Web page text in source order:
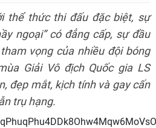
thể thức thi đấu đặc biệt, sự
ngoại” có đẳng cấp, sự đầu
vọng của nhiều đội bóng
Giải Vô địch Quốc gia LS
đẹp mắt, kịch tính và gay cấn
trụ hạng.